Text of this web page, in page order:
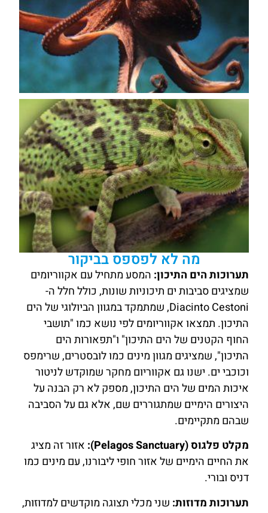
מה לא לפספס בביקור
תערוכות הים התיכון: המסע מתחיל עם אקווריומים
שמציגים סביבות ים תיכוניות שונות, כולל חלל ה-
Diacinto Cestoni, שמתמקד במגוון הביולוגי של הים
התיכון. תמצאו אקווריומים לפי נושא כמו "תושבי
החוף הקטנים של הים התיכון" ו"תפאורות הים
התיכון", שמציגים מגוון מינים כמו לובסטרים, שרימפס
וכוכבי ים. ישנו גם אקווריום מחקר שמוקדש לניטור
איכות המים של הים התיכון, מספק לא רק הבנה על
היצורים הימיים שמתגוררים שם, אלא גם על הסביבה
שבהם מתקיימים.
מקלט פלגוס (Pelagos Sanctuary):
אזור זה מציג
את החיים הימיים של אזור חופי ליבורנו, עם מינים כמו
דניס ובורי.
תערוכות מדוזות: שני מכלי תצוגה מוקדשים למדוזות,